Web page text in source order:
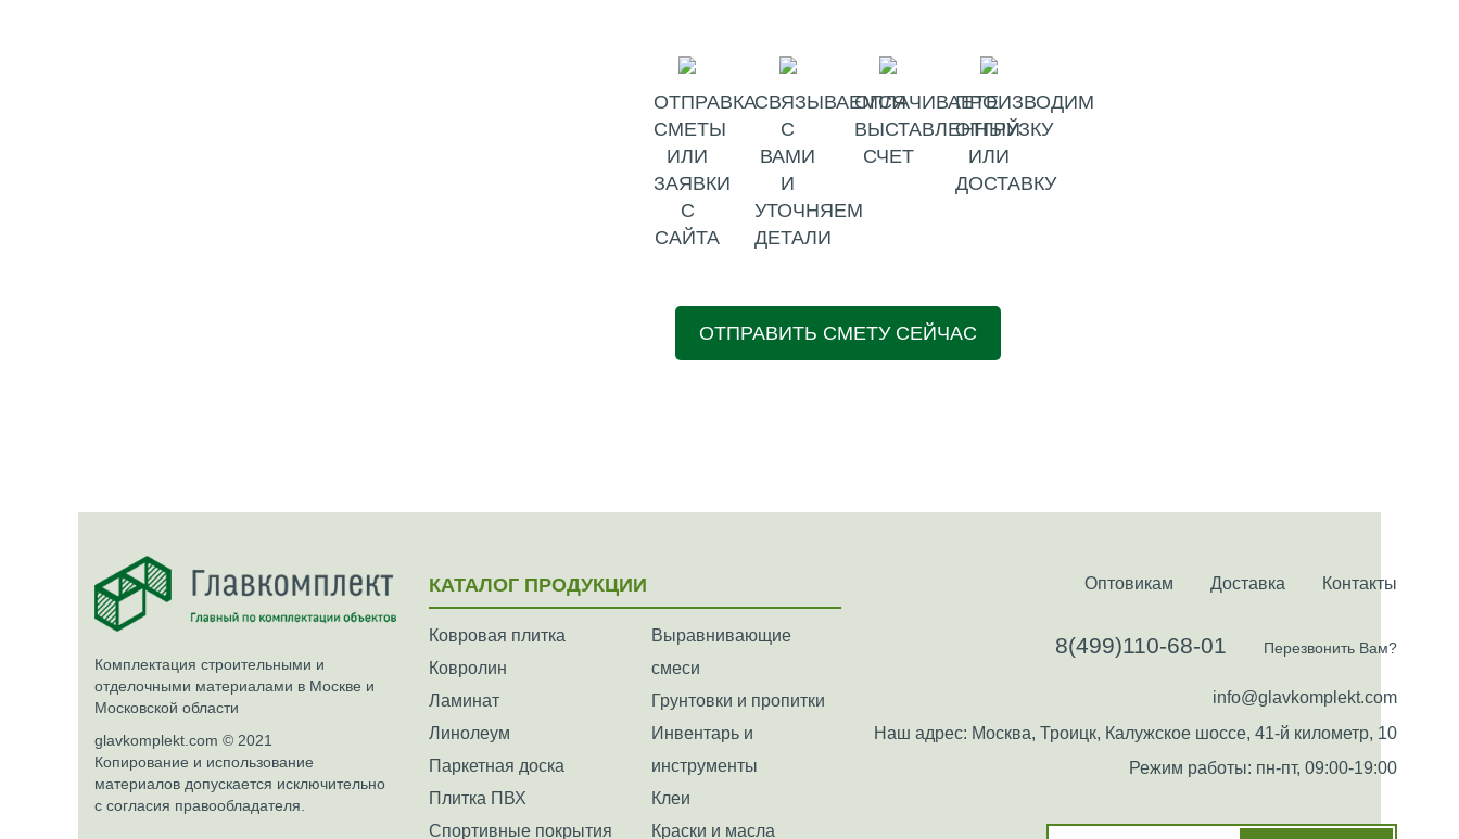
ОТПРАВКА
СМЕТЫ
ИЛИ
ЗАЯВКИ
С
САЙТА
СВЯЗЫВАЕМСЯ
С
ВАМИ
И
УТОЧНЯЕМ
ДЕТАЛИ
ОПЛАЧИВАЕТЕ
ВЫСТАВЛЕННЫЙ
СЧЕТ
ПРОИЗВОДИМ
ОТГРУЗКУ
ИЛИ
ДОСТАВКУ
ОТПРАВИТЬ СМЕТУ СЕЙЧАС
Комплектация строительными и
отделочными материалами в Москве и
Московской области
glavkomplekt.com © 2021
Копирование и использование
материалов допускается исключительно
с согласия правообладателя.
КАТАЛОГ ПРОДУКЦИИ
Ковровая плитка
Ковролин
Ламинат
Линолеум
Паркетная доска
Плитка ПВХ
Спортивные покрытия
Выравнивающие
смеси
Грунтовки и пропитки
Инвентарь и
инструменты
Клеи
Краски и масла
Оптовикам Доставка Контакты
8(499)110-68-01 Перезвонить Вам?
info@glavkomplekt.com
Наш адрес: Москва, Троицк, Калужское шоссе, 41-й километр, 10
Режим работы: пн-пт, 09:00-19:00